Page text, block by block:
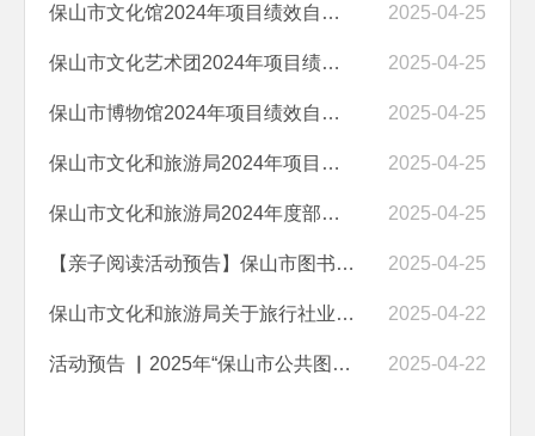
保山市文化馆2024年项目绩效自评表 2025-04-25
保山市文化艺术团2024年项目绩效自评表 2025-04-25
保山市博物馆2024年项目绩效自评表 2025-04-25
保山市文化和旅游局2024年项目绩效自评表 2025-04-25
保山市文化和旅游局2024年度部门整体支出绩效自评 2025-04-25
【亲子阅读活动预告】保山市图书馆“心语伴读” 系列活动——“成长沟通... 2025-04-25
保山市文化和旅游局关于旅行社业务经营许可证核发公告（2025年第4期） 2025-04-22
活动预告 ▏2025年“保山市公共图书馆服务宣传周”暨“4·23世界读书日”... 2025-04-22